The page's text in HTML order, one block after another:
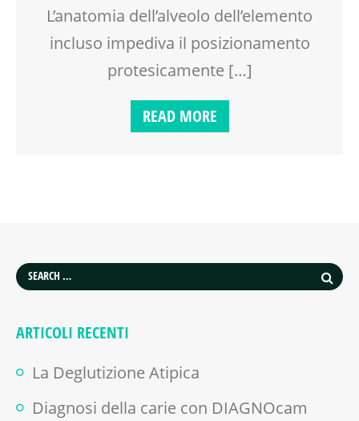
L’anatomia dell’alveolo dell’elemento
incluso impediva il posizionamento
protesicamente […]
READ MORE
ARTICOLI RECENTI
La Deglutizione Atipica
Diagnosi della carie con DIAGNOcam